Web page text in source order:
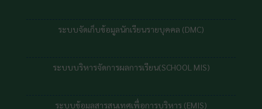
ระบบจัดเก็บข้อมูลนักเรียนรายบุคคล (DMC)
ระบบบริหารจัดการผลการเรียน(SCHOOL MIS)
ระบบข้อมูลสารสนเทศเพื่อการบริหาร (EMIS)